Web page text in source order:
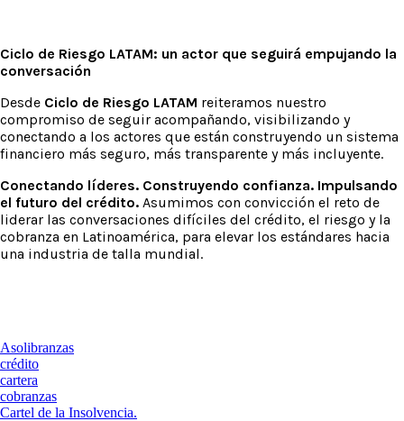
Ciclo de Riesgo LATAM: un actor que seguirá empujando la
conversación
Desde Ciclo de Riesgo LATAM reiteramos nuestro
compromiso de seguir acompañando, visibilizando y
conectando a los actores que están construyendo un sistema
financiero más seguro, más transparente y más incluyente.
Conectando líderes. Construyendo confianza. Impulsando
el futuro del crédito. Asumimos con convicción el reto de
liderar las conversaciones difíciles del crédito, el riesgo y la
cobranza en Latinoamérica, para elevar los estándares hacia
una industria de talla mundial.
Asolibranzas
crédito
cartera
cobranzas
Cartel de la Insolvencia.